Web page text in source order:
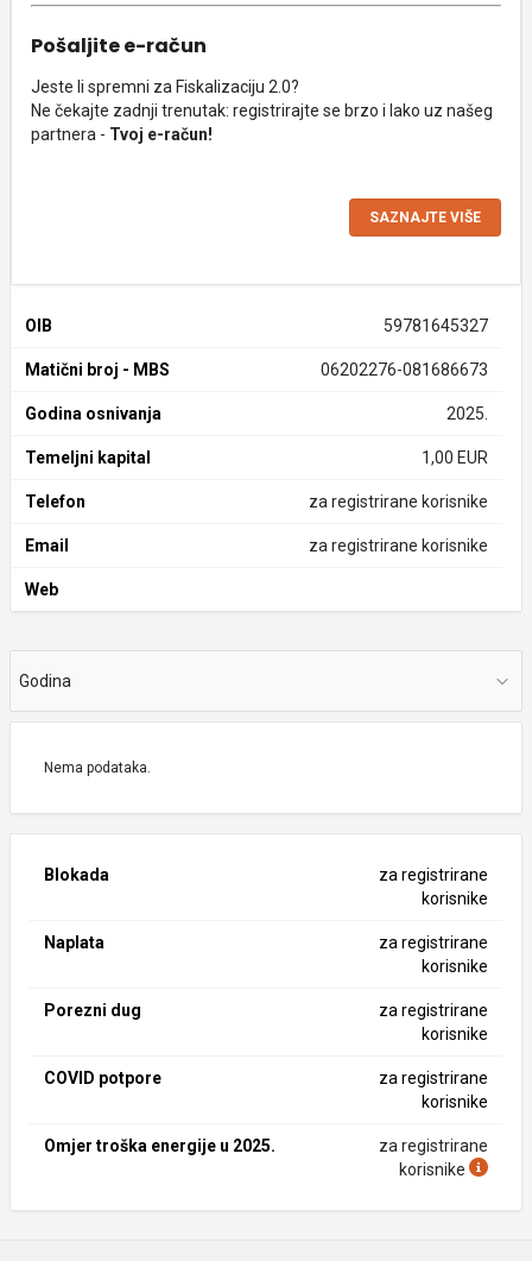
Pošaljite e-račun
Jeste li spremni za Fiskalizaciju 2.0?
Ne čekajte zadnji trenutak: registrirajte se brzo i lako uz našeg
partnera - Tvoj e-račun!
SAZNAJTE VIŠE
OIB 59781645327
Matični broj - MBS 06202276-081686673
Godina osnivanja 2025.
Temeljni kapital 1,00 EUR
Telefon za registrirane korisnike
Email za registrirane korisnike
Web
Godina
Nema podataka.
Blokada
za registrirane
korisnike
Naplata
za registrirane
korisnike
Porezni dug
za registrirane
korisnike
COVID potpore
za registrirane
korisnike
Omjer troška energije u 2025.
za registrirane
korisnike